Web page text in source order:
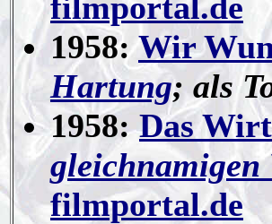
1958:Wir
Hartung; als
1958:Das
gleichnamigen
filmportal.de